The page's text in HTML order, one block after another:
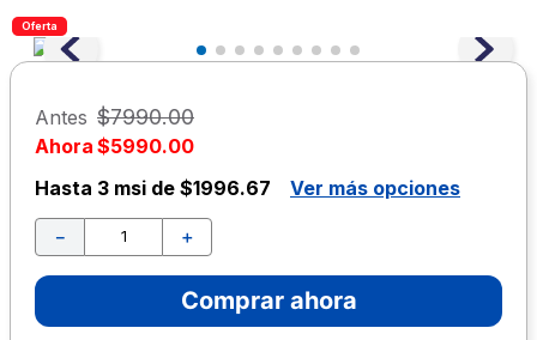
Oferta
Antes $7990.00
Ahora $5990.00
Hasta 3 msi de $1996.67 Ver más opciones
＋
－
Comprar ahora
5.
6.
boligrafo
8.
escolar
9 .
escritorio
10. lapiz